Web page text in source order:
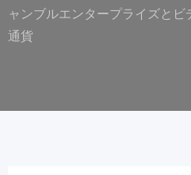
ャンブルエンタープライズと
通貨